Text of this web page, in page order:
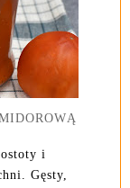
i
Gęsty,